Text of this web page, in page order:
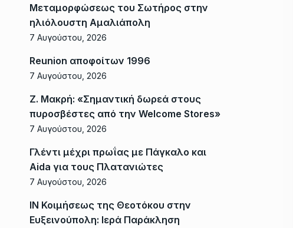
Μεταμορφώσεως του Σωτήρος στην
ηλιόλουστη Αμαλιάπολη
7 Αυγούστου, 2026
Reunion αποφοίτων 1996
7 Αυγούστου, 2026
Ζ. Μακρή: «Σημαντική δωρεά στους
πυροσβέστες από την Welcome Stores»
7 Αυγούστου, 2026
Γλέντι μέχρι πρωΐας με Πάγκαλο και
Aida για τους Πλατανιώτες
7 Αυγούστου, 2026
ΙΝ Κοιμήσεως της Θεοτόκου στην
Ευξεινούπολη: Ιερά Παράκληση